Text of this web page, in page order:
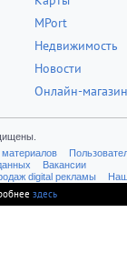
MPort
Недвижимость
Новости
Онлайн-магазин
Вакансии
digital рекламы
здесь